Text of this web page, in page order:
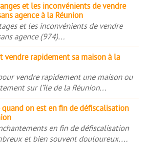
et les inconvénients de vendre
agence à la Réunion
et les inconvénients de vendre
agence (974)...
vendre rapidement sa maison à la
vendre rapidement une maison ou
sur l’île de la Réunion...
quand on est en fin de défiscalisation
en fin de défiscalisation
et bien souvent douloureux....